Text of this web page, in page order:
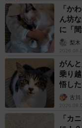
「か
ん坊
に「
梨木
がん
乗り
悟し
古川
「カ